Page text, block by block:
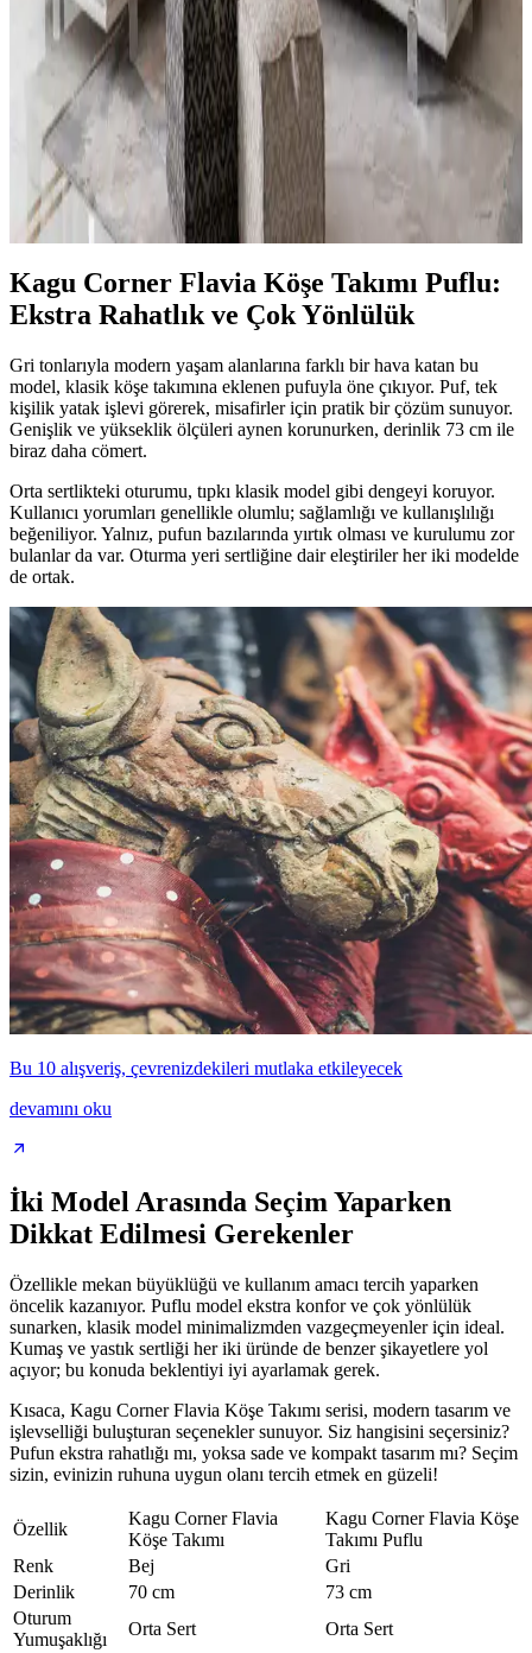
Mutfak oturma grubu seçimleri, alanın fonksiyonelliği ve estetiği
açısından önemlidir. Modern tasarımlar ve dekorasyon ipuçlarıyla
mutfağınızı şık ve kullanışlı hale getirebilirsiniz.
Alfa Köşe Takımı ile Modern Dekorasyonun En Şık
ve Fonksiyonel Çözümü
Alfa köşe takımları, modern tasarımı, fonksiyonelliği ve çeşitli fiyat
seçenekleriyle evinizde şıklık ve konforu bir arada sunar. Modüler
yapısı ve dayanıklı malzemeleriyle ideal oturma alanları sağlar.
Kagu Corner Flavia Köşe Takımı Puflu:
Ekstra Rahatlık ve Çok Yönlülük
Gri tonlarıyla modern yaşam alanlarına farklı bir hava katan bu
model, klasik köşe takımına eklenen pufuyla öne çıkıyor. Puf, tek
kişilik yatak işlevi görerek, misafirler için pratik bir çözüm sunuyor.
Genişlik ve yükseklik ölçüleri aynen korunurken, derinlik 73 cm ile
biraz daha cömert.
Orta sertlikteki oturumu, tıpkı klasik model gibi dengeyi koruyor.
Kullanıcı yorumları genellikle olumlu; sağlamlığı ve kullanışlılığı
beğeniliyor. Yalnız, pufun bazılarında yırtık olması ve kurulumu zor
bulanlar da var. Oturma yeri sertliğine dair eleştiriler her iki modelde
de ortak.
Bu 10 alışveriş, çevrenizdekileri mutlaka etkileyecek
devamını oku
İki Model Arasında Seçim Yaparken
Dikkat Edilmesi Gerekenler
Özellikle mekan büyüklüğü ve kullanım amacı tercih yaparken
öncelik kazanıyor. Puflu model ekstra konfor ve çok yönlülük
sunarken, klasik model minimalizmden vazgeçmeyenler için ideal.
Kumaş ve yastık sertliği her iki üründe de benzer şikayetlere yol
açıyor; bu konuda beklentiyi iyi ayarlamak gerek.
Kısaca, Kagu Corner Flavia Köşe Takımı serisi, modern tasarım ve
işlevselliği buluşturan seçenekler sunuyor. Siz hangisini seçersiniz?
Pufun ekstra rahatlığı mı, yoksa sade ve kompakt tasarım mı? Seçim
sizin, evinizin ruhuna uygun olanı tercih etmek en güzeli!
Özellik
Kagu Corner Flavia
Köşe Takımı
Kagu Corner Flavia Köşe
Takımı Puflu
Renk
Bej
Gri
Derinlik
70 cm
73 cm
Oturum
Yumuşaklığı
Orta Sert
Orta Sert